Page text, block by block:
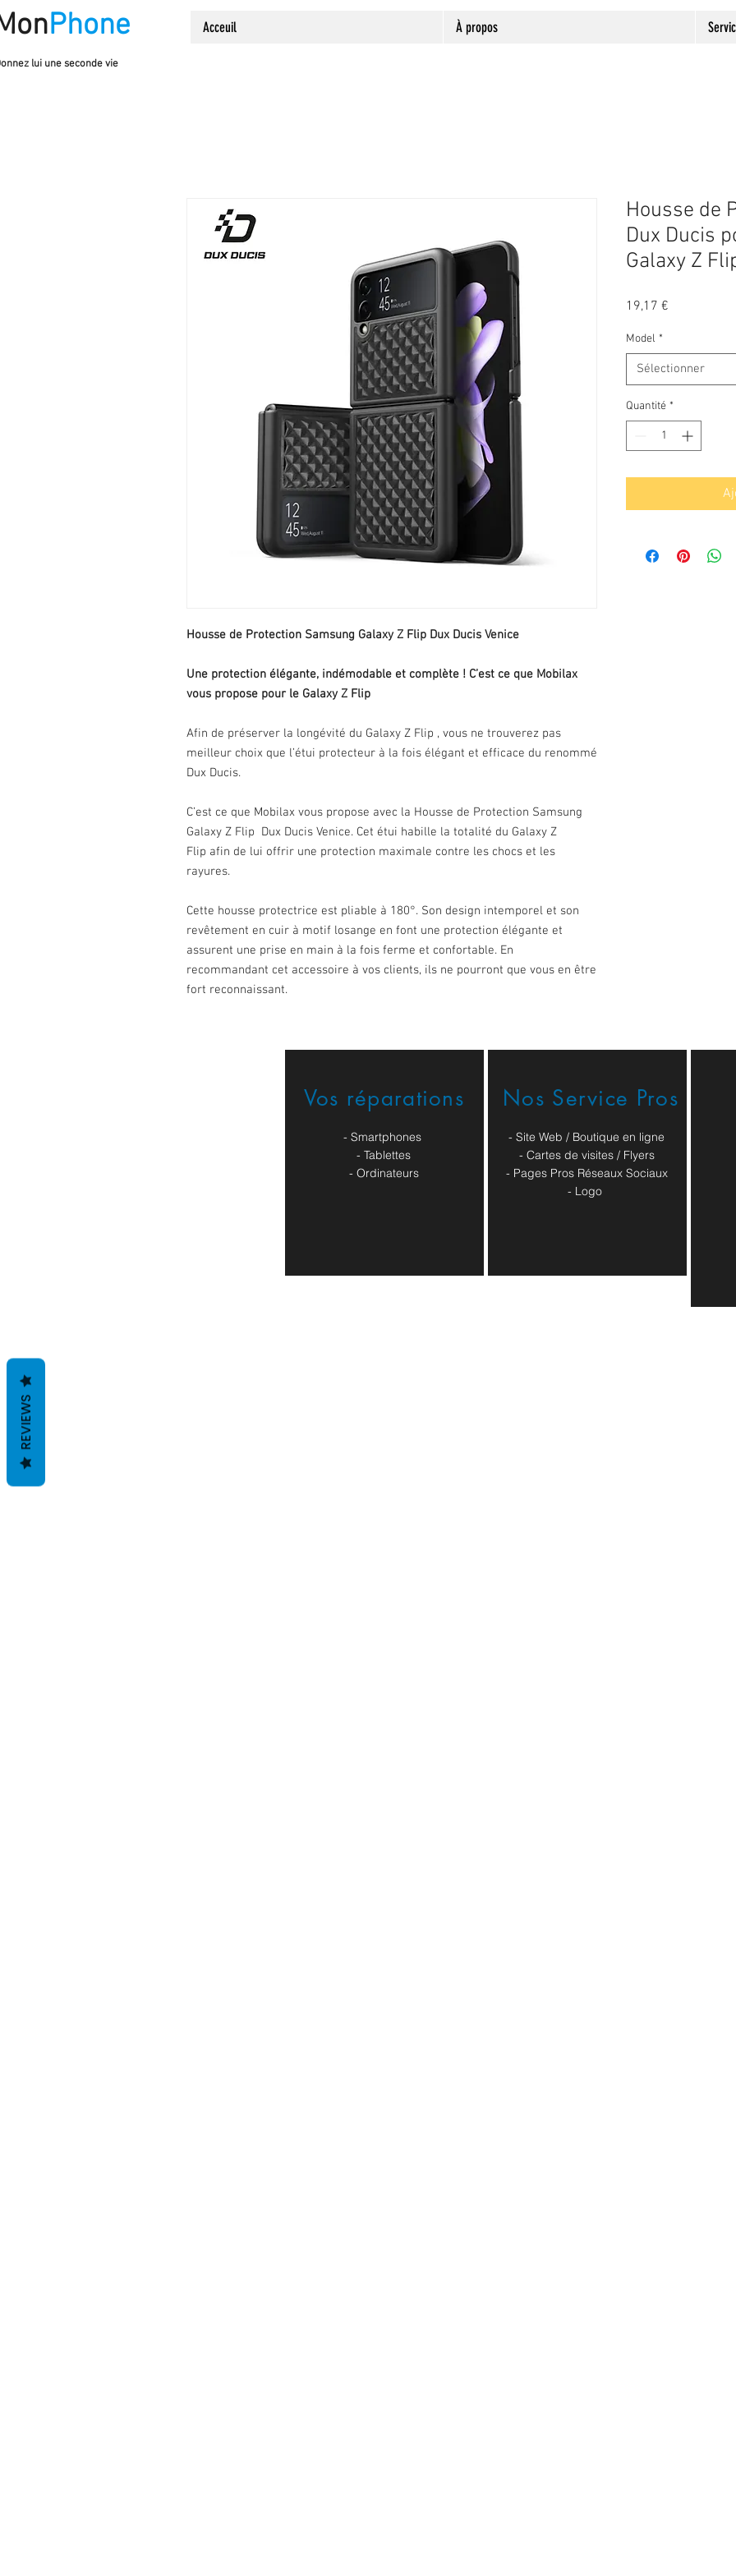
Phone Acceuil À propos
lui une seconde vie
Housse de Protection Samsung Galaxy Z Flip Dux Ducis Venice
Une protection élégante, indémodable et complète ! C’est ce que Mobilax
vous propose pour le Galaxy Z Flip
Afin de préserver la longévité du Galaxy Z Flip , vous ne trouverez pas
meilleur choix que l’étui protecteur à la fois élégant et efficace du renommé
Dux Ducis.
C’est ce que Mobilax vous propose avec la Housse de Protection Samsung
Galaxy Z Flip Dux Ducis Venice. Cet étui habille la totalité du Galaxy Z
Flip afin de lui offrir une protection maximale contre les chocs et les
rayures.
Cette housse protectrice est pliable à 180°. Son design intemporel et son
revêtement en cuir à motif losange en font une protection élégante et
assurent une prise en main à la fois ferme et confortable. En
recommandant cet accessoire à vos clients, ils ne pourront que vous en être
fort reconnaissant.
Housse de
Dux Ducis
Galaxy Z
19,17 €
Model *
Sélectionner
Quantité *
Vos réparations
- Smartphones
- Tablettes
- Ordinateurs
Nos Service Pros
- Site Web / Boutique en ligne
- Cartes de visites / Flyers
- Pages Pros Réseaux Sociaux
​- Logo
REVIEWS